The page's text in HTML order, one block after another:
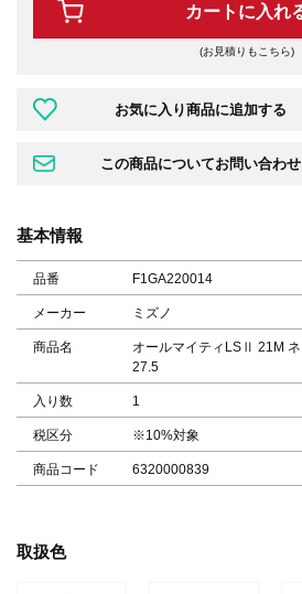
カートに入れ
(お見積りもこちら)
基本情報
品番 F1GA220014
メーカー ミズノ
商品名
オールマイティLSⅡ 21M
27.5
入り数 1
税区分 ※10%対象
商品コード 6320000839
取扱色